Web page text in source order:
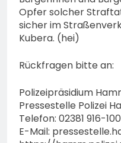
Opfer solcher
sicher im
Kubera. (hei)
Rückfragen bitte an:
Polizeipräsidium
Pressestelle Polizei
Telefon: 02381 916-
E-Mail: